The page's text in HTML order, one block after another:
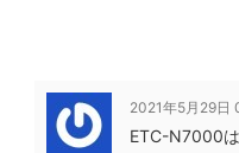
2021年5月29日
ETC-N7000